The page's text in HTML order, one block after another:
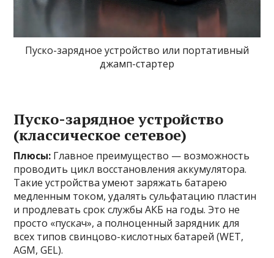
Пуско-зарядное устройство или портативный
джамп-стартер
Пуско-зарядное устройство
(классическое сетевое)
Плюсы: Главное преимущество — возможность
проводить цикл восстановления аккумулятора.
Такие устройства умеют заряжать батарею
медленным током, удалять сульфатацию пластин
и продлевать срок службы АКБ на годы. Это не
просто «пускач», а полноценный зарядник для
всех типов свинцово-кислотных батарей (WET,
AGM, GEL).